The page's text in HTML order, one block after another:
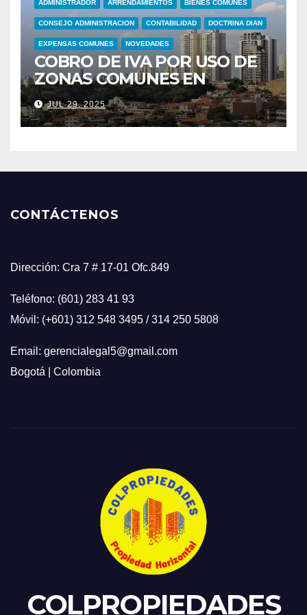
ADMINISTRADOR ARRENDAMIENTOS BIENES COMUNES
CONSEJO ADMINISTRACION CONTABILIDAD DOCTRINA DIAN
EXPENSAS COMUNES NOVEDADES
COBRO DE IVA POR USO DE
ZONAS COMUNES EN
CONJUNTOS RESIDENCIALES
JUL 29, 2025
CONTÁCTENOS
Dirección: Cra 7 # 17-01 Ofc.849
Teléfono: (601) 283 41 93
Móvil: (+601) 312 548 3495 / 314 250 5808
Email: gerencialegal5@gmail.com
Bogotá | Colombia
COLPROPIEDADES